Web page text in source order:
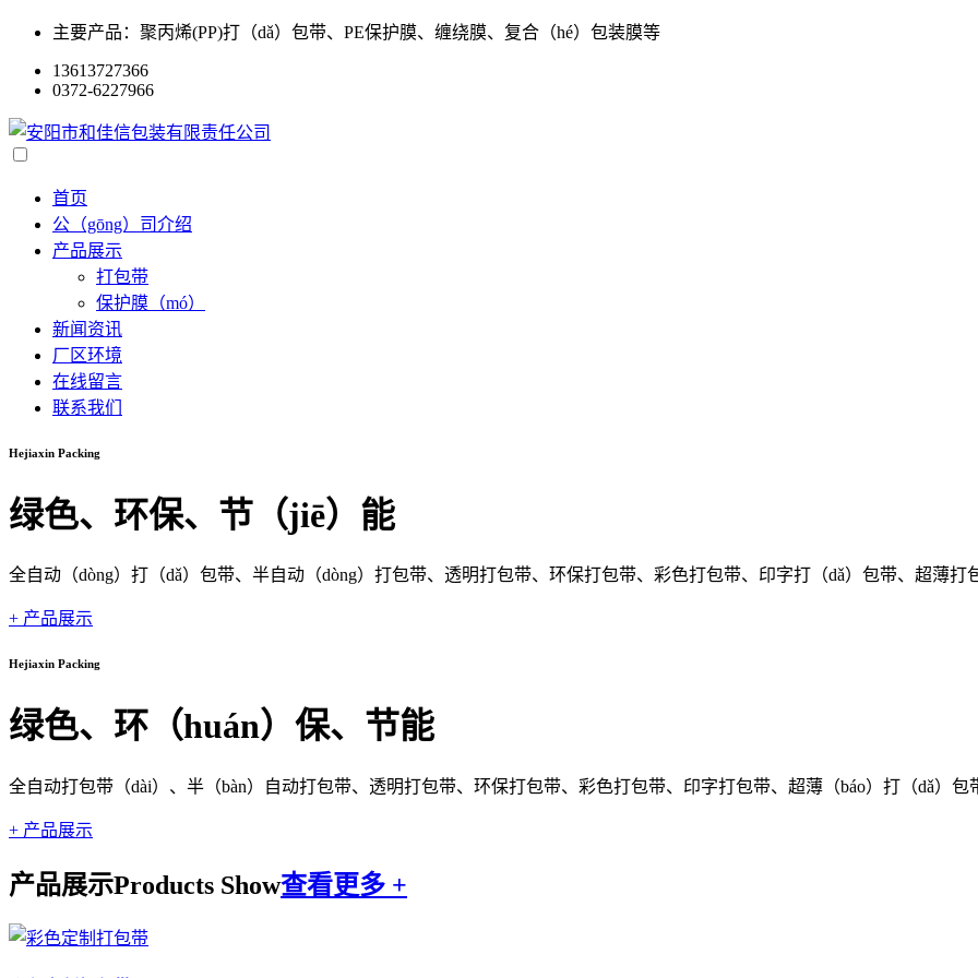
主要产品：聚丙烯(PP)打（dǎ）包带、PE保护膜、缠绕膜、复合（hé）包装膜等
13613727366
0372-6227966
首页
公（gōng）司介绍
产品展示
打包带
保护膜（mó）
新闻资讯
厂区环境
在线留言
联系我们
Hejiaxin Packing
绿色、环保、节（jiē）能
全自动（dòng）打（dǎ）包带、半自动（dòng）打包带、透明打包带、环保打包带、彩色打包带、印字打（dǎ）包带、超薄打
+ 产品展示
Hejiaxin Packing
绿色、环（huán）保、节能
全自动打包带（dài）、半（bàn）自动打包带、透明打包带、环保打包带、彩色打包带、印字打包带、超薄（báo）打（dǎ）包
+ 产品展示
产品展示Products Show查看更多 +